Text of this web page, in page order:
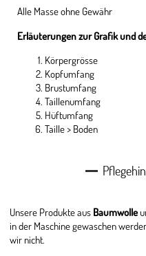
Alle Masse ohne Gewähr
Erläuterungen zur Grafik und
Körpergrösse
Kopfumfang
Brustumfang
Taillenumfang
Hüftumfang
Taille > Boden
Unsere Produkte aus Baumwolle
in der Maschine gewaschen
wir nicht.